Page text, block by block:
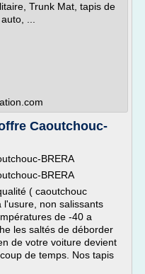
Trunk Mat, tapis de
...
Caoutchouc-
BRERA
BRERA
( caoutchouc
l'usure, non salissants
de -40 a
les saltés de déborder
de votre voiture devient
de temps. Nos tapis